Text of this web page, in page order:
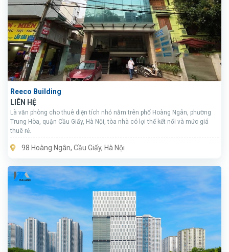
Reeco Building
LIÊN HỆ
Là văn phòng cho thuê diện tích nhỏ nằm trên phố Hoàng Ngân, phường
Trung Hòa, quận Cầu Giấy, Hà Nội, tòa nhà có lợi thế kết nối và mức giá
thuê rẻ.
98 Hoàng Ngân, Cầu Giấy, Hà Nội